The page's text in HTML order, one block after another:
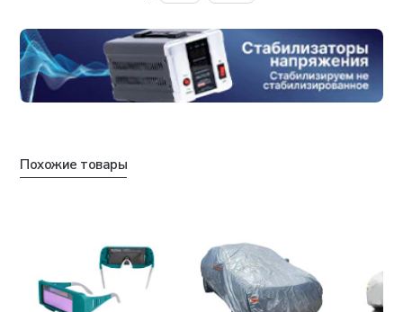
Похожие товары